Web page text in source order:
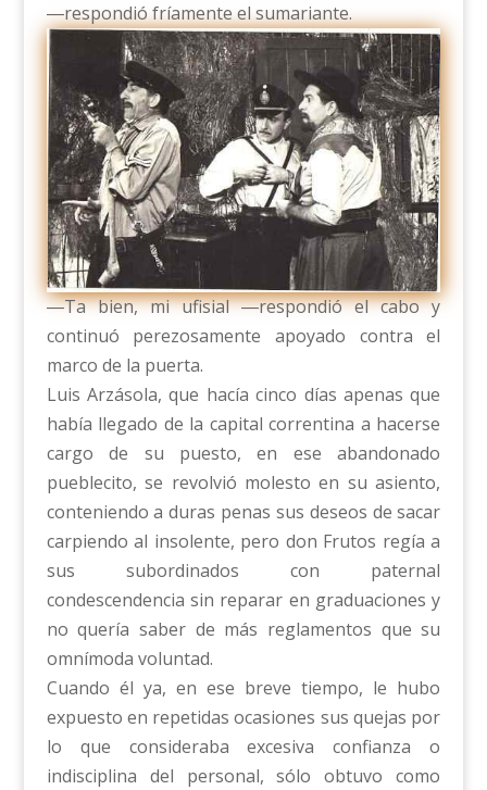
―respondió fríamente el sumariante.
―Ta bien, mi ufisial ―respondió el cabo y
continuó perezosamente apoyado contra el
marco de la puerta.
Luis Arzásola, que hacía cinco días apenas que
había llegado de la capital correntina a hacerse
cargo de su puesto, en ese abandonado
pueblecito, se revolvió molesto en su asiento,
conteniendo a duras penas sus deseos de sacar
carpiendo al insolente, pero don Frutos regía a
sus subordinados con paternal
condescendencia sin reparar en graduaciones y
no quería saber de más reglamentos que su
omnímoda voluntad.
Cuando él ya, en ese breve tiempo, le hubo
expuesto en repetidas ocasiones sus quejas por
lo que consideraba excesiva confianza o
indisciplina del personal, sólo obtuvo como